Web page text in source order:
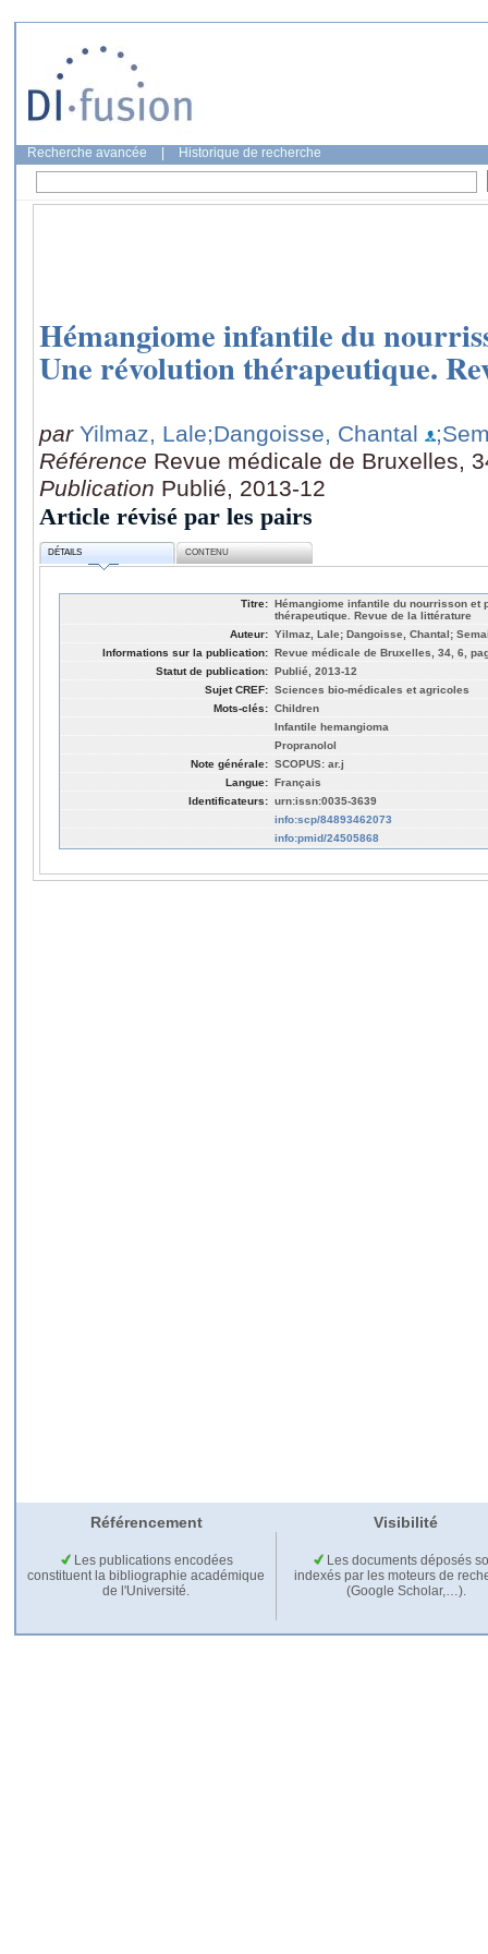
Recherche avancée Historique de recherche
Hémangiome infantile du
Une révolution thérapeutique.
par Yilmaz, Lale;Dangoisse, Chantal
Référence Revue médicale de Bruxelles,
Publication Publié, 2013-12
Article révisé par les pairs
DÉTAILS CONTENU
Titre: Hémangiome infantile du nourrisson et
thérapeutique. Revue de la littérature
Auteur: Yilmaz, Lale; Dangoisse, Chantal;
Informations sur la publication: Revue médicale de Bruxelles, 34, 6,
Statut de publication: Publié, 2013-12
Sujet CREF: Sciences bio-médicales et agricoles
Mots-clés: Children
Infantile hemangioma
Propranolol
Note générale: SCOPUS: ar.j
Langue: Français
Identificateurs: urn:issn:0035-3639
info:scp/84893462073
info:pmid/24505868
Référencement Visibilité
Les publications encodées
constituent la bibliographie académique
de l'Université.
Les documents déposés
indexés par les moteurs de
(Google Scholar,…).